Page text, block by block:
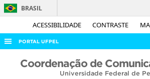
ACESSIBILIDADE CONTRASTE
BRASIL
PORTAL UFPEL
ACESSO À INFORMAÇÃO
Coordenação de
Universidade Federal de